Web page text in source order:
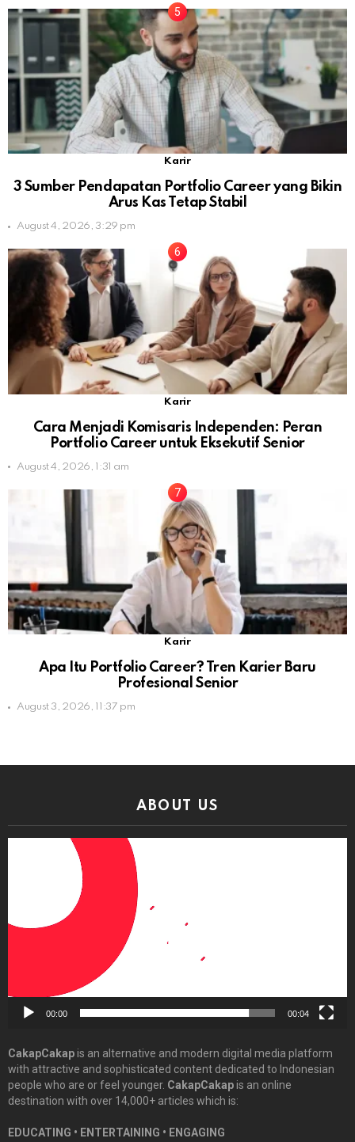
Karir
3 Sumber Pendapatan Portfolio Career yang Bikin
Arus Kas Tetap Stabil
August 4, 2026, 3:29 pm
Karir
Cara Menjadi Komisaris Independen: Peran
Portfolio Career untuk Eksekutif Senior
August 4, 2026, 1:31 am
Karir
Apa Itu Portfolio Career? Tren Karier Baru
Profesional Senior
August 3, 2026, 11:37 pm
ABOUT US
00:00 00:04
CakapCakapis an alternative and modern digital media platform
with attractive and sophisticated content dedicated to Indonesian
people who are or feel younger. CakapCakapis an online
destination with over 14,000+ articles which is:
EDUCATING • ENTERTAINING • ENGAGING